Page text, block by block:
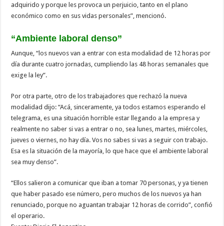
adquirido y porque les provoca un perjuicio, tanto en el plano
económico como en sus vidas personales”, mencionó.
“Ambiente laboral denso”
Aunque, “los nuevos van a entrar con esta modalidad de 12 horas por
día durante cuatro jornadas, cumpliendo las 48 horas semanales que
exige la ley”.
Por otra parte, otro de los trabajadores que rechazó la nueva
modalidad dijo: “Acá, sinceramente, ya todos estamos esperando el
telegrama, es una situación horrible estar llegando a la empresa y
realmente no saber si vas a entrar o no, sea lunes, martes, miércoles,
jueves o viernes, no hay día. Vos no sabes si vas a seguir con trabajo.
Esa es la situación de la mayoría, lo que hace que el ambiente laboral
sea muy denso”.
“Ellos salieron a comunicar que iban a tomar 70 personas, y ya tienen
que haber pasado ese número, pero muchos de los nuevos ya han
renunciado, porque no aguantan trabajar 12 horas de corrido”, confió
el operario.